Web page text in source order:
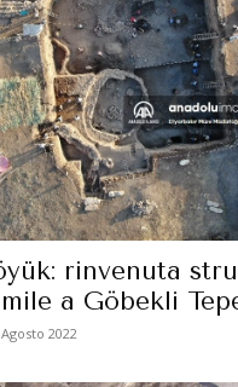
rinvenuta
a Göbekli
2022